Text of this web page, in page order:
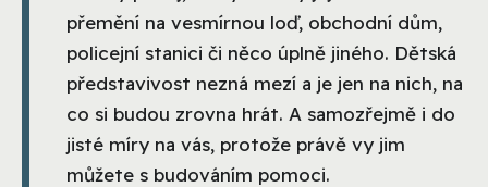
přemění na vesmírnou loď, obchodní dům,
policejní stanici či něco úplně jiného. Dětská
představivost nezná mezí a je jen na nich, na
co si budou zrovna hrát. A samozřejmě i do
jisté míry na vás, protože právě vy jim
můžete s budováním pomoci.